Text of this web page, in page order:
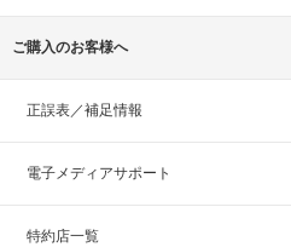
ご購入のお客様へ
正誤表／補足情報
電子メディアサポート
特約店一覧